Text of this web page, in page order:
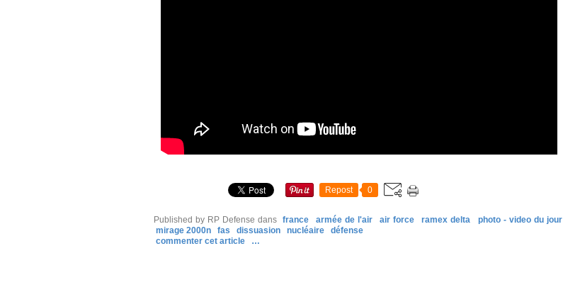
Repost 0
Published by RP Defense dans france armée de l'air air force ramex delta
photo - video du jour
mirage 2000n
fas dissuasion nucléaire
défense
commenter cet article
…